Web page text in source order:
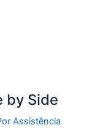
by Side
Assistência